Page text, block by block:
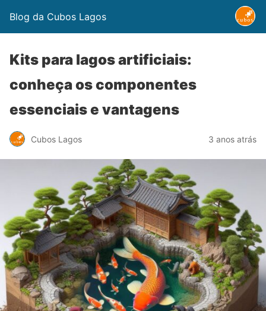
Blog da Cubos Lagos
Kits para lagos artificiais:
conheça os componentes
essenciais e vantagens
Cubos Lagos 3 anos atrás